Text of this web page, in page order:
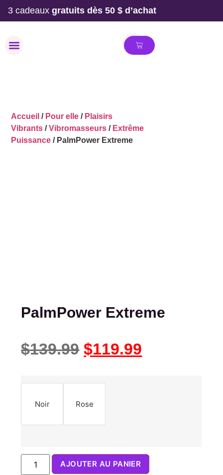
3 cadeaux gratuits dès 50 $ d’achat
Accueil / Pour elle / Plaisirs
Vibrants /Vibromasseurs / Extrême
Puissance / PalmPower Extreme
PalmPower Extreme
$139.99 $119.99
Noir Rose
AJOUTER AU PANIER